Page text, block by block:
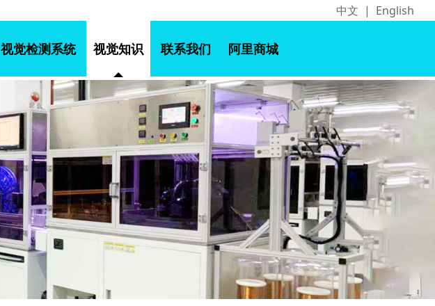
中文 | English
视觉检测系统 视觉知识 联系我们 阿里商城